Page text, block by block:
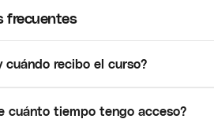
frecuentes
cuándo recibo el curso?
cuánto tiempo tengo acceso?